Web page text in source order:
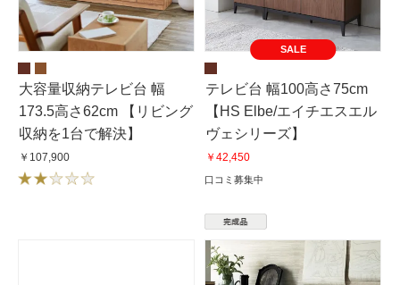
大容量収納テレビ台 幅
173.5高さ62cm 【リビング
収納を1台で解決】
￥107,900
SALE
テレビ台 幅100高さ75cm
【HS Elbe/エイチエスエル
ヴェシリーズ】
￥42,450
口コミ募集中